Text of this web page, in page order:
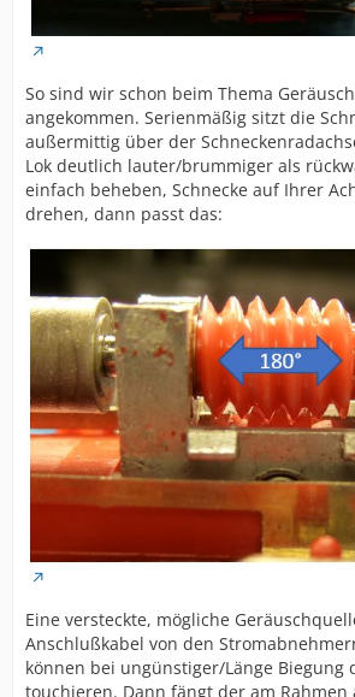
So sind wir schon beim Thema
angekommen. Serienmäßig sitzt die
außermittig über der
Lok deutlich lauter/brummiger als
einfach beheben, Schnecke auf Ihrer
drehen, dann passt das:
Eine versteckte, mögliche
Anschlußkabel von den
können bei ungünstiger/Länge Biegung
touchieren. Dann fängt der am Rahmen